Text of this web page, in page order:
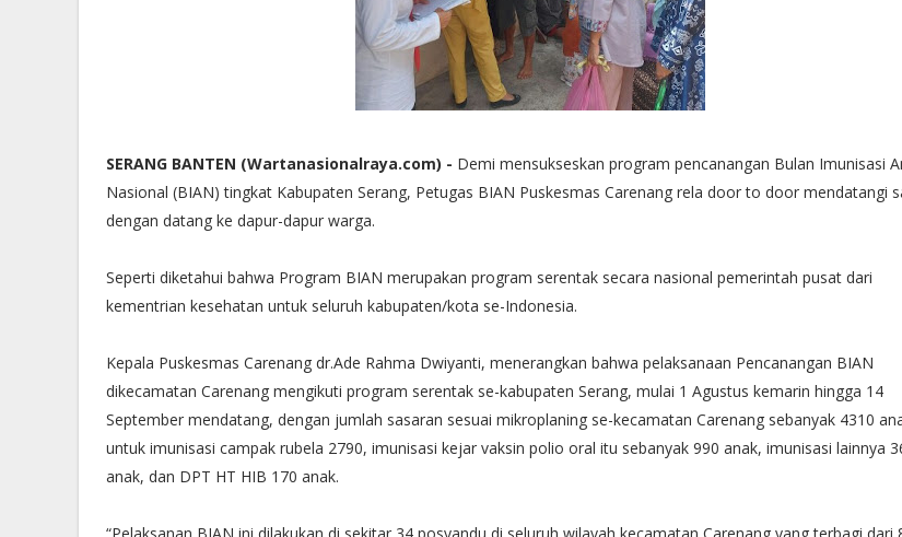
SERANG BANTEN (Wartanasionalraya.com) - Demi mensukseskan program pencanangan Bulan Imunisasi
Nasional (BIAN) tingkat Kabupaten Serang, Petugas BIAN Puskesmas Carenang rela door to door mendatangi
dengan datang ke dapur-dapur warga.
Seperti diketahui bahwa Program BIAN merupakan program serentak secara nasional pemerintah pusat dari
kementrian kesehatan untuk seluruh kabupaten/kota se-Indonesia.
Kepala Puskesmas Carenang dr.Ade Rahma Dwiyanti, menerangkan bahwa pelaksanaan Pencanangan BIAN
dikecamatan Carenang mengikuti program serentak se-kabupaten Serang, mulai 1 Agustus kemarin hingga 14
September mendatang, dengan jumlah sasaran sesuai mikroplaning se-kecamatan Carenang sebanyak 4310
untuk imunisasi campak rubela 2790, imunisasi kejar vaksin polio oral itu sebanyak 990 anak, imunisasi lainnya
anak, dan DPT HT HIB 170 anak.